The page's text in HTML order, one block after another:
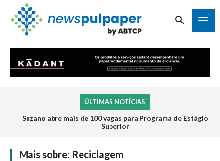
ÚLTIMAS NOTÍCIAS
Suzano abre mais de 100 vagas para Programa de Estágio
Superior
Mais sobre: Reciclagem